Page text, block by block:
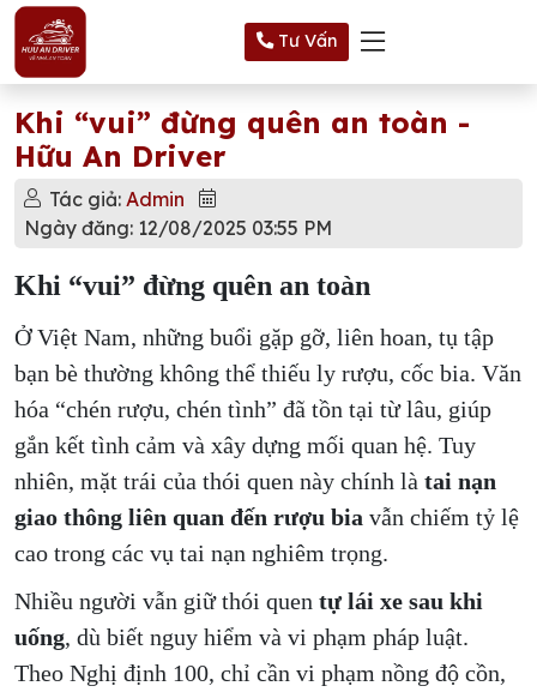
Tư Vấn
Khi “vui” đừng quên an toàn -
Hữu An Driver
Tác giả: Admin
Ngày đăng: 12/08/2025 03:55 PM
Khi “vui” đừng quên an toàn
Ở Việt Nam, những buổi gặp gỡ, liên hoan, tụ tập
bạn bè thường không thể thiếu ly rượu, cốc bia. Văn
hóa “chén rượu, chén tình” đã tồn tại từ lâu, giúp
gắn kết tình cảm và xây dựng mối quan hệ. Tuy
nhiên, mặt trái của thói quen này chính là tai nạn
giao thông liên quan đến rượu bia vẫn chiếm tỷ lệ
cao trong các vụ tai nạn nghiêm trọng.
Nhiều người vẫn giữ thói quen tự lái xe sau khi
uống, dù biết nguy hiểm và vi phạm pháp luật.
Theo Nghị định 100, chỉ cần vi phạm nồng độ cồn,